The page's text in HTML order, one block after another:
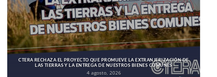
CTERA RECHAZA EL PROYECTO QUE PROMUEVE LA EXTRANJERIZACIÓN DE
LAS TIERRAS Y LA ENTREGA DE NUESTROS BIENES COMUNES
4 agosto, 2026